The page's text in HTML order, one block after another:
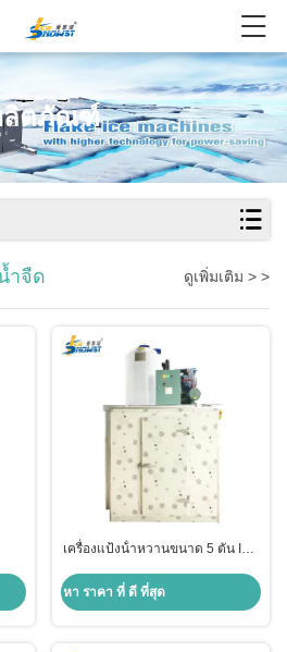
ลิตภัณฑ์
ำจืด ดูเพิ่มเติม > >
เครื่องแป้งน้ําหวานขนาด 5 ตัน ISO
หา ราคา ที่ ดี ที่สุด